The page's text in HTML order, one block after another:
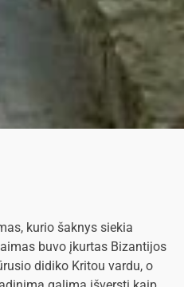
kurio šaknys siekia
buvo įkurtas Bizantijos
didiko Kritou vardu, o